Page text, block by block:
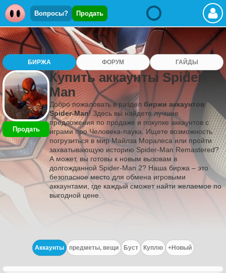
Вопросы? Продать
БИРЖА ФОРУМ ГАЙДЫ
Продать
Купить аккаунты Spider-
Man
Добро пожаловать в раздел биржи аккаунтов
Spider-Man! Здесь вы найдете лучшие
предложения по продаже и покупке аккаунтов с
играми про Человека-паука. Ищете возможность
погрузиться в мир Майлза Моралеса или пройти
захватывающую историю Spider-Man Remastered?
А может, вы готовы к новым вызовам в
долгожданной Spider-Man 2? Наша биржа – это
безопасное место для обмена игровыми
аккаунтами, где каждый сможет найти желаемое по
выгодной цене.
Аккаунты предметы, вещи Буст Куплю +Новый